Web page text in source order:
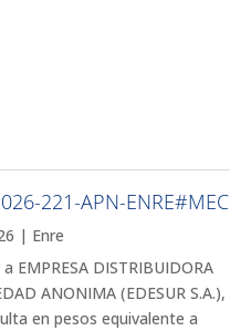
221-APN-ENRE#MEC
| Enre
EMPRESA DISTRIBUIDORA
ANONIMA (EDESUR S.A.),
en pesos equivalente a